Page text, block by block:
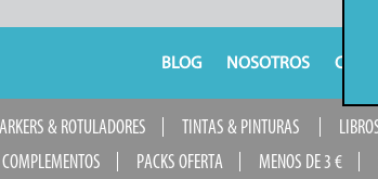
BLOG NOSOTROS
& ROTULADORES TINTAS & PINTURAS
PACKS OFERTA MENOS DE 3 €